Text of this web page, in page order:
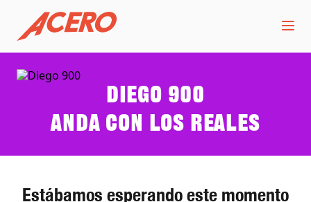
Diego 900
Anda con los reales
Estábamos esperando este momento